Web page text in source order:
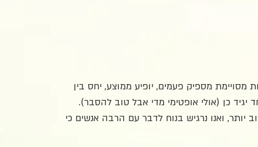
מספיק פעמים, יופיע ממוצע, יחס בין
ננסה למכור מוצר ל10 אנשים, ואחד יגיד כן (אולי אופטימי מדי אבל טוב להסבר).
ואנו נרגיש בנוח לדבר עם הרבה אנשים כי